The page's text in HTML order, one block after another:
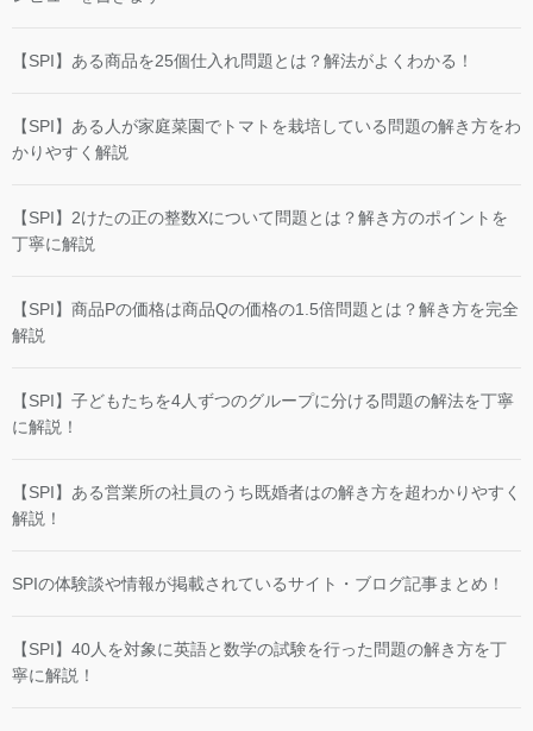
【SPI】ある商品を25個仕入れ問題とは？解法がよくわかる！
【SPI】ある人が家庭菜園でトマトを栽培している問題の解き方をわ
かりやすく解説
【SPI】2けたの正の整数Xについて問題とは？解き方のポイントを
丁寧に解説
【SPI】商品Pの価格は商品Qの価格の1.5倍問題とは？解き方を完全
解説
【SPI】子どもたちを4人ずつのグループに分ける問題の解法を丁寧
に解説！
【SPI】ある営業所の社員のうち既婚者はの解き方を超わかりやすく
解説！
SPIの体験談や情報が掲載されているサイト・ブログ記事まとめ！
【SPI】40人を対象に英語と数学の試験を行った問題の解き方を丁
寧に解説！